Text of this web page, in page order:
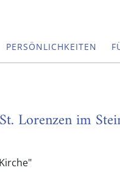
PERSÖNLICHKEITEN
Lorenzen im